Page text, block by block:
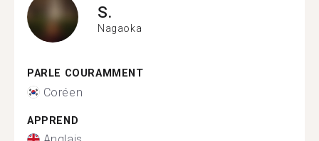
S.
Nagaoka
PARLE COURAMMENT
Coréen
APPREND